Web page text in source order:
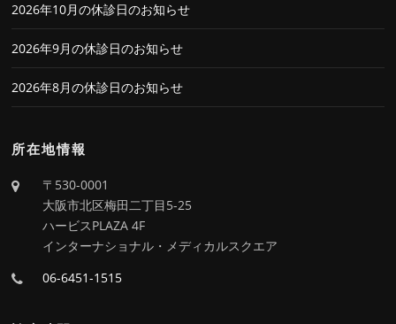
2026年10月の休診日のお知らせ
2026年9月の休診日のお知らせ
2026年8月の休診日のお知らせ
所在地情報
〒530-0001
大阪市北区梅田二丁目5-25
ハービスPLAZA 4F
インターナショナル・メディカルスクエア
06-6451-1515